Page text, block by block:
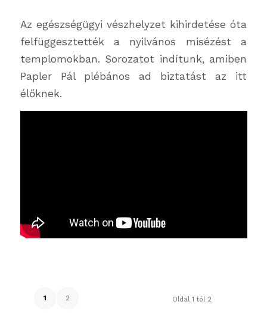
Az egészségügyi vészhelyzet kihirdetése óta
felfüggesztették a nyilvános misézést a
templomokban. Sorozatot indítunk, amiben
Papler Pál plébános ad biztatást az itt
élőknek.
Oldal 1 tól 2
1 2